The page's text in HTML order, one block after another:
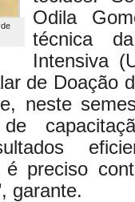
Odila
técnica
Intensiva
de Doação
neste
é preciso
garante.